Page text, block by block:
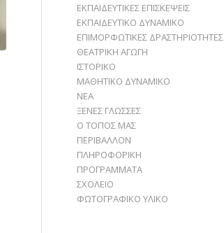
ΕΚΠΑΙΔΕΥΤΙΚΕΣ ΕΠΙΣΚΕΨΕΙΣ
ΕΚΠΑΙΔΕΥΤΙΚΟ ΔΥΝΑΜΙΚΟ
ΕΠΙΜΟΡΦΩΤΙΚΕΣ ΔΡΑΣΤΗΡΙΟΤΗΤΕΣ
ΘΕΑΤΡΙΚΗ ΑΓΩΓΗ
ΙΣΤΟΡΙΚΟ
ΜΑΘΗΤΙΚΟ ΔΥΝΑΜΙΚΟ
ΝΕΑ
ΞΕΝΕΣ ΓΛΩΣΣΕΣ
Ο ΤΟΠΟΣ ΜΑΣ
ΠΕΡΙΒΑΛΛΟΝ
ΠΛΗΡΟΦΟΡΙΚΗ
ΠΡΟΓΡΑΜΜΑΤΑ
ΣΧΟΛΕΙΟ
ΦΩΤΟΓΡΑΦΙΚΟ ΥΛΙΚΟ